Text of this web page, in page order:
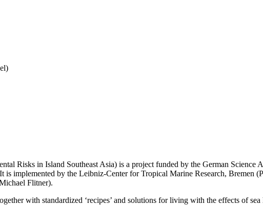
Risks in Island Southeast Asia) is a project funded by the German Science
is implemented by the Leibniz-Center for Tropical Marine Research, Bremen
Flitner).
with standardized ‘recipes’ and solutions for living with the effects of